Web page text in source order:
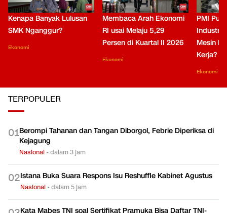
Kenapa Banyak Lulusan
SMK Nganggur?
Ekonomi
Membaca Arah Ekonomi
RI usai Melaju 5,29
Persen di Kuartal II 2026
Ekonomi
PMI
Industri
Mesin
Kerja?
Ekonomi
TERPOPULER
01Berompi Tahanan dan Tangan Diborgol, Febrie Diperiksa di
Kejagung
Nasional •dalam 3 jam
02Istana Buka Suara Respons Isu Reshuffle Kabinet Agustus
Nasional •dalam 5 jam
Kata Mabes TNI soal Sertifikat Pramuka Bisa Daftar TNI-